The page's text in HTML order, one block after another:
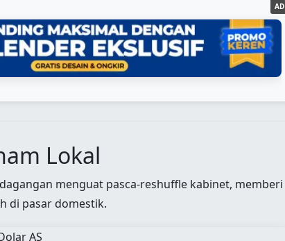
AD
Lokal
menguat pasca-reshuffle kabinet, memberi
di pasar domestik.